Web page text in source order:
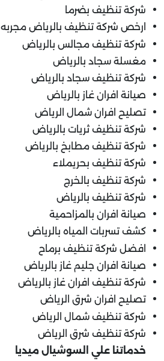
شركة تنظيف بضرما
ارخص شركة تنظيف بالرياض مجربه
شركة تنظيف مجالس بالرياض
مغسلة سجاد بالرياض
شركة تنظيف سجاد بالرياض
صيانة افران غاز بالرياض
تصليح افران شمال الرياض
شركة تنظيف ثريات بالرياض
شركة تنظيف مطابخ بالرياض
شركة تنظيف بحريملاء
شركة تنظيف بالخرج
شركة تنظيف بالرياض
صيانة افران بالمزاحمية
كشف تسربات المياه بالرياض
افضل شركة تنظيف برماح
صيانة افران جليم غاز بالرياض
شركة تنظيف افران غاز بالرياض
تصليح افران شرق الرياض
شركة تنظيف شمال الرياض
شركة تنظيف شرق الرياض
خدماتنا علي السوشيال ميديا